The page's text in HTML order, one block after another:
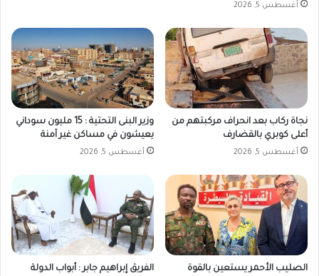
أغسطس 5, 2026
نجاة ركاب بعد انحراف مركبتهم من
أعلى كوبري بالقضارف
أغسطس 5, 2026
وزير البنى التحتية : 15 مليون سوداني
يعيشون في مساكن غير آمنة
أغسطس 5, 2026
الصليب الأحمر يستعين بالقوة
الفريق إبراهيم جابر : أبواب الدولة